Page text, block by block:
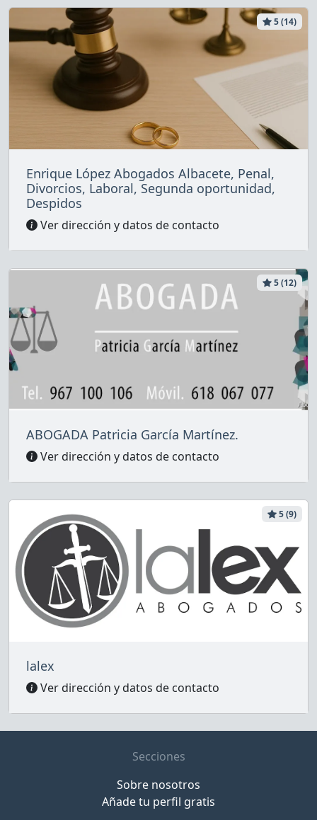
5 (14)
Enrique López Abogados Albacete, Penal,
Divorcios, Laboral, Segunda oportunidad,
Despidos
Ver dirección y datos de contacto
5 (12)
ABOGADA Patricia García Martínez.
Ver dirección y datos de contacto
5 (9)
lalex
Ver dirección y datos de contacto
Secciones
Sobre nosotros
Añade tu perfil gratis